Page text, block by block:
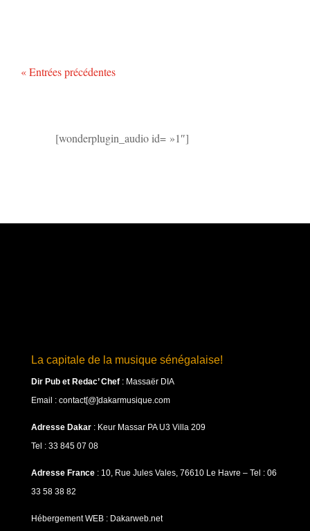
« Entrées précédentes
[wonderplugin_audio id= »1″]
La capitale de la musique sénégalaise!
Dir Pub et Redac’ Chef: Massaër DIA
Email : contact[@]dakarmusique.com
Adresse Dakar: Keur Massar PA U3 Villa 209
Tel : 33 845 07 08
Adresse France: 10, Rue Jules Vales, 76610 Le Havre – Tel : 06
33 58 38 82
Hébergement WEB : Dakarweb.net